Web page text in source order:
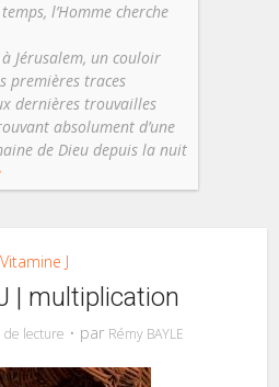
l’Homme cherche
à Jérusalem, un couloir
premières traces
dernières trouvailles
absolument d’une
de Dieu depuis la nuit
Vitamine J
| multiplication
de lecture par Rémy BAYLE